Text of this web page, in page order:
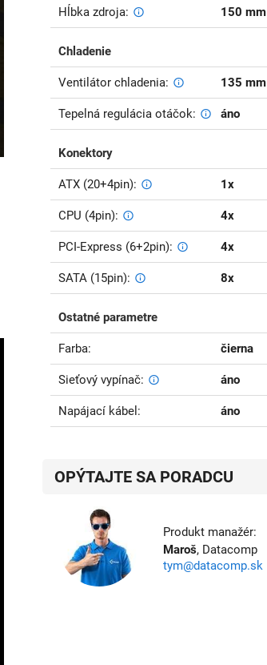
Hĺbka zdroja 150 mm
Chladenie
Ventilátor chladenia 135 mm
Tepelná regulácia otáčok áno
Konektory
ATX (20+4pin) 1x
CPU (4pin) 4x
PCI-Express (6+2pin) 4x
SATA (15pin) 8x
Ostatné parametre
Farba čierna
Sieťový vypínač áno
Napájací kábel áno
OPÝTAJTE SA PORADCU
Produkt manažér:
Maroš, Datacomp
tym@datacomp.sk